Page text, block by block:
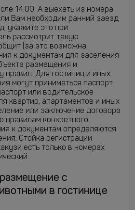
14:00. А выехать из номера
Вам необходим ранний заезд
укажите это при
рассмотрит такую
(за это возможна
к документам для заселения
размещения и
правил. Для гостиниц и иных
могут приниматься паспорт
или водительское
квартир, апартаментов и иных
или заключение договора
правилам конкретного
к документам определяются
Стойка регистрации
есть только в номерах
с
в гостинице